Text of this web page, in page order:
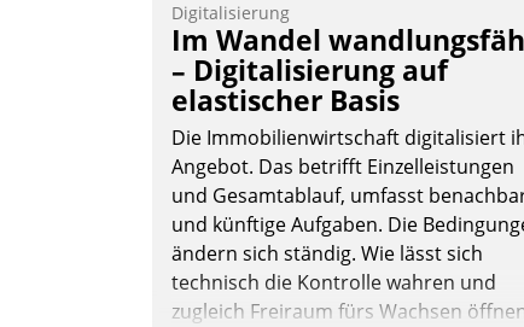
Digitalisierung
Im Wandel
– Digitalisierung auf
elastischer Basis
Die Immobilienwirtschaft digitalisiert
Angebot. Das betrifft Einzelleistungen
und Gesamtablauf, umfasst
und künftige Aufgaben. Die
ändern sich ständig. Wie lässt sich
technisch die Kontrolle wahren und
zugleich Freiraum fürs Wachsen